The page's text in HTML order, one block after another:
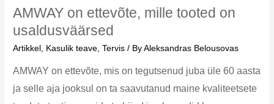
AMWAY on ettevõte, mille tooted on
usaldusväärsed
Artikkel Kasulik teave ,Tervis / ByAleksandras Belousovas
AMWAY on ettevõte, mis on tegutsenud juba üle 60 aasta
ja selle aja jooksul on ta saavutanud maine kvaliteetsete